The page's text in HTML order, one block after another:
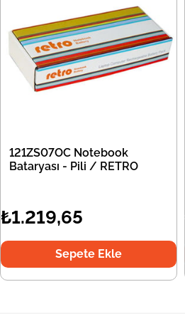
121ZS07OC Notebook
Bataryası - Pili / RETRO
₺1.219,65
Sepete Ekle